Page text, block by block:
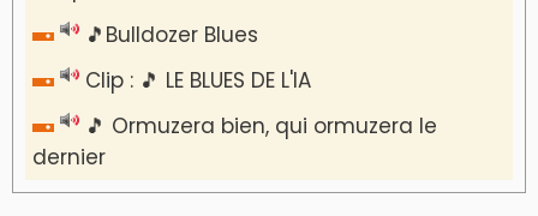
🎵Bulldozer Blues
Clip : 🎵 LE BLUES DE L'IA
🎵 Ormuzera bien, qui ormuzera le
dernier